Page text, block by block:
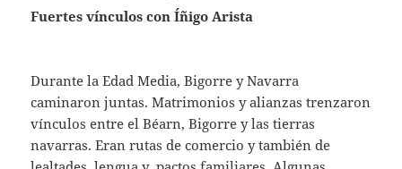
Fuertes vínculos con Íñigo Arista
Durante la Edad Media, Bigorre y Navarra
caminaron juntas. Matrimonios y alianzas trenzaron
vínculos entre el Béarn, Bigorre y las tierras
navarras. Eran rutas de comercio y también de